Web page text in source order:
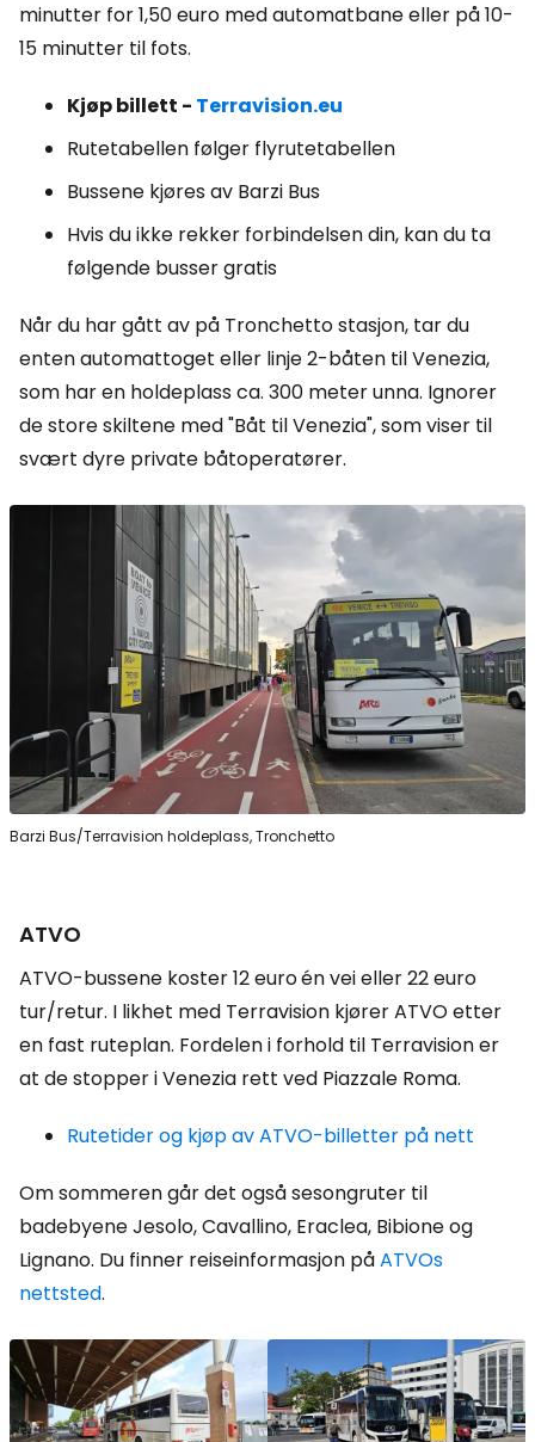
minutter for 1,50 euro med automatbane eller på 10-
15 minutter til fots.
Kjøp billett - Terravision.eu
Rutetabellen følger flyrutetabellen
Bussene kjøres av Barzi Bus
Hvis du ikke rekker forbindelsen din, kan du ta
følgende busser gratis
Når du har gått av på Tronchetto stasjon, tar du
enten automattoget eller linje 2-båten til Venezia,
som har en holdeplass ca. 300 meter unna. Ignorer
de store skiltene med "Båt til Venezia", som viser til
svært dyre private båtoperatører.
Barzi Bus/Terravision holdeplass, Tronchetto
ATVO
ATVO-bussene koster 12 euroén vei eller 22 euro
tur/retur. I likhet med Terravision kjører ATVO etter
en fast ruteplan. Fordelen i forhold til Terravision er
at de stopper i Venezia rett ved Piazzale Roma.
Rutetider og kjøp av ATVO-billetter på nett
Om sommeren går det også sesongruter til
badebyene Jesolo, Cavallino, Eraclea, Bibione og
Lignano. Du finner reiseinformasjon påATVOs
nettsted.